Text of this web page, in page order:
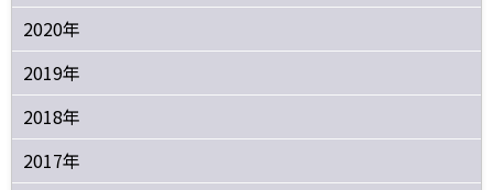
2020年
2019年
2018年
2017年